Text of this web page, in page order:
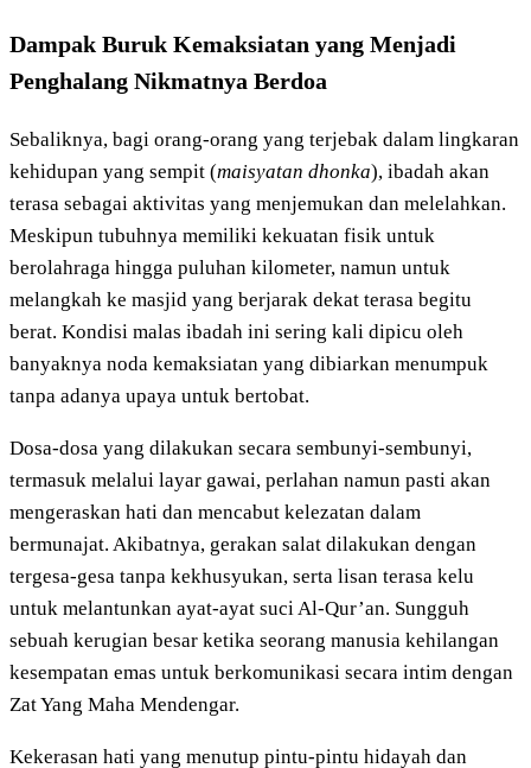
Dampak Buruk Kemaksiatan yang Menjadi
Penghalang Nikmatnya Berdoa
Sebaliknya, bagi orang-orang yang terjebak dalam lingkaran
kehidupan yang sempit (maisyatan dhonka), ibadah akan
terasa sebagai aktivitas yang menjemukan dan melelahkan.
Meskipun tubuhnya memiliki kekuatan fisik untuk
berolahraga hingga puluhan kilometer, namun untuk
melangkah ke masjid yang berjarak dekat terasa begitu
berat. Kondisi malas ibadah ini sering kali dipicu oleh
banyaknya noda kemaksiatan yang dibiarkan menumpuk
tanpa adanya upaya untuk bertobat.
Dosa-dosa yang dilakukan secara sembunyi-sembunyi,
termasuk melalui layar gawai, perlahan namun pasti akan
mengeraskan hati dan mencabut kelezatan dalam
bermunajat. Akibatnya, gerakan salat dilakukan dengan
tergesa-gesa tanpa kekhusyukan, serta lisan terasa kelu
untuk melantunkan ayat-ayat suci Al-Qur’an. Sungguh
sebuah kerugian besar ketika seorang manusia kehilangan
kesempatan emas untuk berkomunikasi secara intim dengan
Zat Yang Maha Mendengar.
Kekerasan hati yang menutup pintu-pintu hidayah dan